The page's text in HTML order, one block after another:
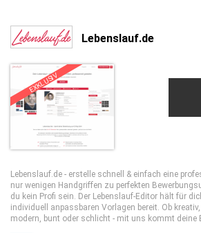
Lebenslauf.de
EXKLUSIV
Lebenslauf.de - erstelle schnell & einfach eine
nur wenigen Handgriffen zu perfekten
du kein Profi sein. Der Lebenslauf-Editor hält für
individuell anpassbaren Vorlagen bereit. Ob
modern, bunt oder schlicht - mit uns kommt deine